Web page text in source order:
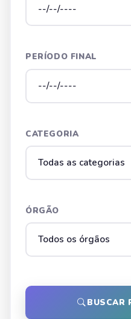
PERÍODO FINAL
CATEGORIA
ÓRGÃO
BUSCAR